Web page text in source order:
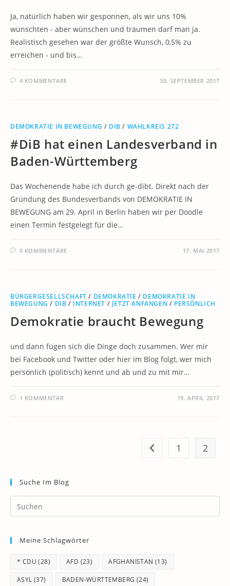
Ja, natürlich haben wir gesponnen, als wir uns 10%
wünschten - aber wünschen und träumen darf man ja.
Realistisch gesehen war der größte Wunsch, 0,5% zu
erreichen - und bis…
4 KOMMENTARE 30. SEPTEMBER 2017
DEMOKRATIE IN BEWEGUNG / DIB / WAHLKREIS 272
#DiB hat einen Landesverband in
Baden-Württemberg
Das Wochenende habe ich durch ge-dibt. Direkt nach der
Gründung des Bundesverbands von DEMOKRATIE IN
BEWEGUNG am 29. April in Berlin haben wir per Doodle
einen Termin festgelegt für die…
0 KOMMENTARE 17. MAI 2017
BÜRGERGESELLSCHAFT / DEMOKRATIE / DEMOKRATIE IN
BEWEGUNG / DIB / INTERNET / JETZT ANFANGEN / PERSÖNLICH
Demokratie braucht Bewegung
und dann fügen sich die Dinge doch zusammen. Wer mir
bei Facebook und Twitter oder hier im Blog folgt, wer mich
persönlich (politisch) kennt und ab und zu mit mir…
1 KOMMENTAR 19. APRIL 2017
Zur vorherigen Seite
1 2
Suche Im Blog
Meine Schlagwörter
* CDU (28) AFD (23) AFGHANISTAN (13)
ASYL (37) BADEN-WÜRTTEMBERG (24)